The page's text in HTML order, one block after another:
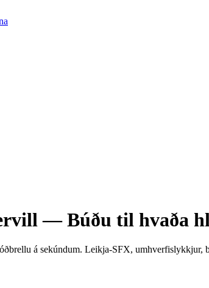
— Búðu til hvaða
á sekúndum. Leikja-SFX,